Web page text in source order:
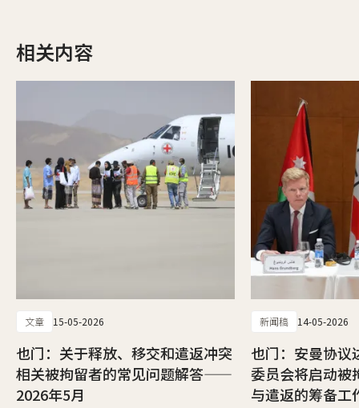
相关内容
文章 15-05-2026
也门：关于释放、移交和遣返冲突
相关被拘留者的常见问题解答——
2026年5月
新闻稿 14-05-2026
也门：安曼协议
委员会将启动被
与遣返的筹备工